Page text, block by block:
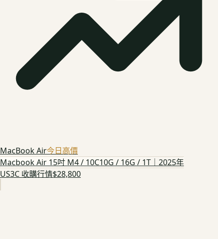
MacBook Air今日高價
Macbook Air 15吋 M4 / 10C10G / 16G / 1T｜2025年
US3C 收購行情$28,800